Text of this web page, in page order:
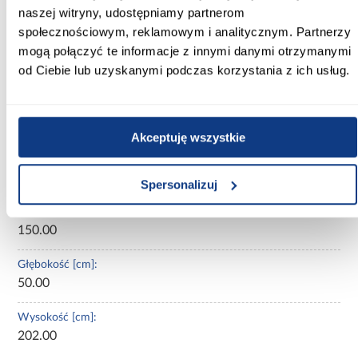
naszej witryny, udostępniamy partnerom
społecznościowym, reklamowym i analitycznym. Partnerzy
mogą połączyć te informacje z innymi danymi otrzymanymi
od Ciebie lub uzyskanymi podczas korzystania z ich usług.
Akceptuję wszystkie
Spersonalizuj
poszukujących trzydrzwiowej szafy 150 cm
w nowoczesnym
stylu, z matowym wykończeniem, subtelnymi czarnymi detalami i
trwałą, stabilną konstrukcją
W standardzie 1 duża, 1 mała półka oraz drążki. Możliwość
dokupienia dodatkowych półek.
Kształt:
150.00
Głębokość [cm]:
50.00
Wysokość [cm]:
202.00